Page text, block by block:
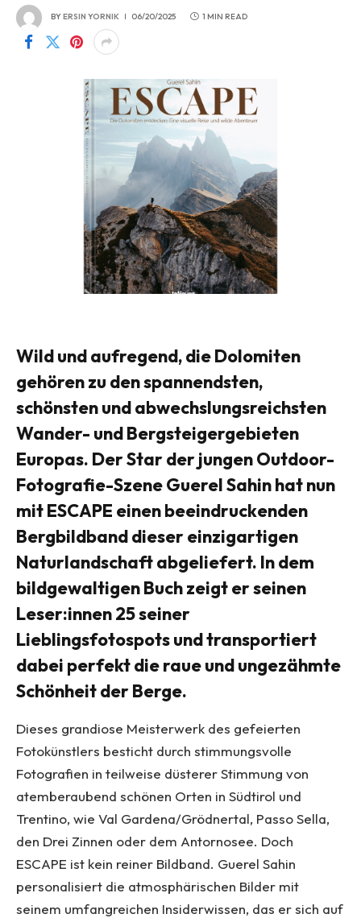
BYERSIN YORNIK 06/20/2025 1 MIN READ
Wild und aufregend, die Dolomiten
gehören zu den spannendsten,
schönsten und abwechslungsreichsten
Wander- und Bergsteigergebieten
Europas. Der Star der jungen Outdoor-
Fotografie-Szene Guerel Sahin hat nun
mit ESCAPE einen beeindruckenden
Bergbildband dieser einzigartigen
Naturlandschaft abgeliefert. In dem
bildgewaltigen Buch zeigt er seinen
Leser:innen 25 seiner
Lieblingsfotospots und transportiert
dabei perfekt die raue und ungezähmte
Schönheit der Berge.
Dieses grandiose Meisterwerk des gefeierten
Fotokünstlers besticht durch stimmungsvolle
Fotografien in teilweise düsterer Stimmung von
atemberaubend schönen Orten in Südtirol und
Trentino, wie Val Gardena/Grödnertal, Passo Sella,
den Drei Zinnen oder dem Antornosee. Doch
ESCAPE ist kein reiner Bildband. Guerel Sahin
personalisiert die atmosphärischen Bilder mit
seinem umfangreichen Insiderwissen, das er sich auf